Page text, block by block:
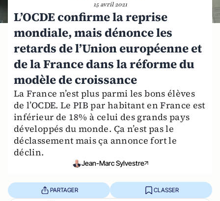
15 avril 2021
L’OCDE confirme la reprise
mondiale, mais dénonce les
retards de l’Union européenne et
de la France dans la réforme du
modèle de croissance
La France n’est plus parmi les bons élèves
de l’OCDE. Le PIB par habitant en France est
inférieur de 18% à celui des grands pays
développés du monde. Ça n’est pas le
déclassement mais ça annonce fort le
déclin.
Jean-Marc Sylvestre
PARTAGER CLASSER